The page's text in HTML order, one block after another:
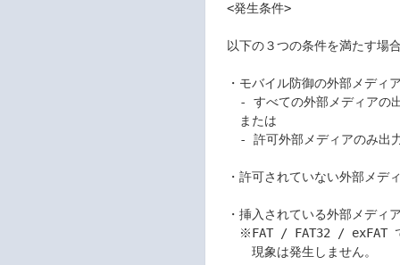
<発生条件>
以下の３つの条件を満たす場
・モバイル防御の外部メディ
- すべての外部メディアの
または
- 許可外部メディアのみ出
・許可されていない外部メデ
・挿入されている外部メディ
※FAT / FAT32 / exFAT でフ
現象は発生しません。